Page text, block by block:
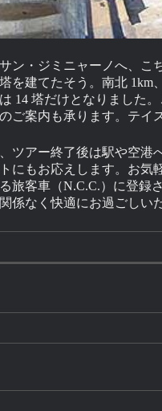
ン・ジミニャーノへ、
を建てたそう。南北
14 塔だけとなりました
ご案内も承ります。テイ
ツアー終了後は駅や空
にもお応えします。お気
旅客車（N.C.C.）に登
係なく快適にお過ごしい